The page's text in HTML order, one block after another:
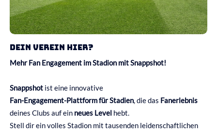
Dein Verein hier?
Mehr Fan Engagement im Stadion mit Snappshot!
Snappshot ist eine innovative
Fan-Engagement-Plattform für Stadien, die das Fanerlebnis
deines Clubs auf ein neues Level hebt.
Stell dir ein volles Stadion mit tausenden leidenschaftlichen